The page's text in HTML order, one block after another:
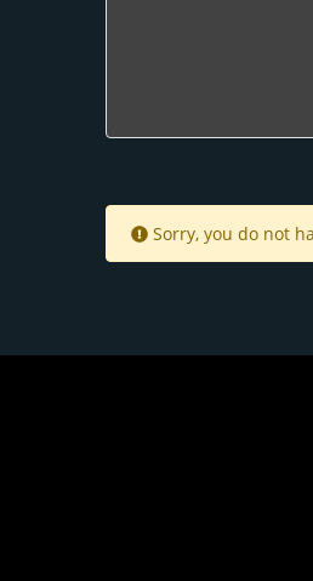
Sorry, you do not